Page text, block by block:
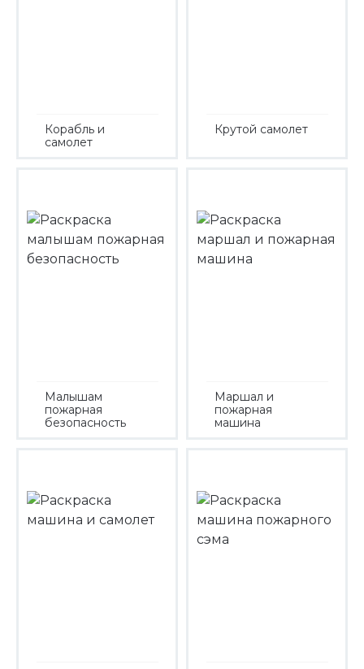
Корабль и
самолет
Крутой самолет
Малышам
пожарная
безопасность
Маршал и
пожарная
машина